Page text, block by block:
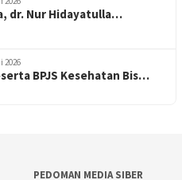
dr. Nur Hidayatulla…
2026
BPJS Kesehatan Bis…
PEDOMAN MEDIA SIBER